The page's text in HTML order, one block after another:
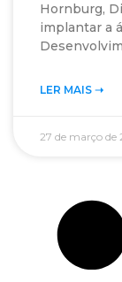
Hornburg,
implantar a
LER MAIS ➝‬
27 de março de